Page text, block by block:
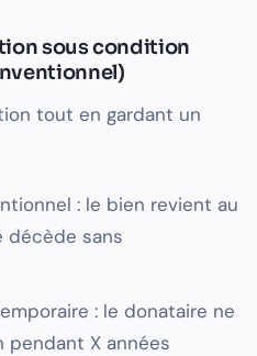
sous condition
tout en gardant un
: le bien revient au
décède sans
: le donataire ne
X années